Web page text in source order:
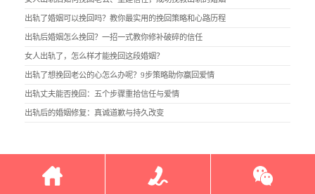
出轨了婚姻可以挽回吗？教你最实用的挽回策略和心路历程
出轨后婚姻怎么挽回？一招一式教你修补破碎的信任
女人出轨了，怎么样才能挽回这段婚姻？
出轨了想挽回老公的心怎么办呢？9步策略助你赢回爱情
出轨丈夫能否挽回：五个步骤重拾信任与爱情
出轨后的婚姻修复：真诚道歉与持久改变